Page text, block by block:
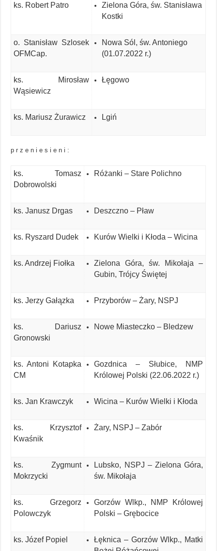
ks. Robert Patro
Zielona Góra, św. Stanisława
Kostki
o. Stanisław Szlosek
OFMCap.
Nowa Sól, św. Antoniego
(01.07.2022 r.)
ks. Mirosław
Wąsiewicz
Łęgowo
ks. Mariusz Żurawicz Lgiń
p r z e n i e s i e n i :
ks. Tomasz
Dobrowolski
Różanki – Stare Polichno
ks. Janusz Drgas Deszczno – Pław
ks. Ryszard Dudek Kurów Wielki i Kłoda – Wicina
ks. Andrzej Fiołka
Zielona Góra, św. Mikołaja –
Gubin, Trójcy Świętej
ks. Jerzy Gałązka Przyborów – Żary, NSPJ
ks. Dariusz
Gronowski
Nowe Miasteczko – Bledzew
ks. Antoni Kotapka
CM
Gozdnica – Słubice, NMP
Królowej Polski (22.06.2022 r.)
ks. Jan Krawczyk Wicina – Kurów Wielki i Kłoda
ks. Krzysztof
Kwaśnik
Żary, NSPJ – Zabór
ks. Zygmunt
Mokrzycki
Lubsko, NSPJ – Zielona Góra,
św. Mikołaja
ks. Grzegorz
Polowczyk
Gorzów Wlkp., NMP Królowej
Polski – Grębocice
ks. Józef Popiel
Łęknica – Gorzów Wlkp., Matki